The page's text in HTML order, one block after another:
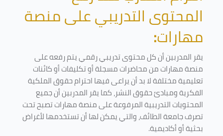
المحتوى التدريبي على منصة
مهارات:
يقر المدربين أن كل محتوى تدريبي رقمي يتم رفعه على
منصة مهارات من محاضرات مسجلة أو تكليفات أو كائنات
تعليمية مختلفة لا بد أن يراعى فيها احترام حقوق الملكية
الفكرية ومبادئ حقوق النشر، كما يقر المدربين أن جميع
المحتويات التدريبية المرفوعة على منصة مهارات تصبح تحت
تصرف جامعة الطائف، والتي يمكن لها أن تستخدمها لأغراض
بحثية أو أكاديمية.